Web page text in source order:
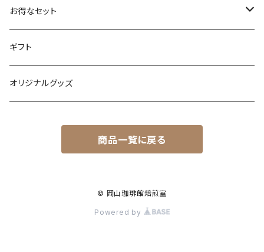
ハウスブレンド
プレミアムブレンド
カフェインレス
お得なセット
コーヒー豆
ドリップパック
ギフト
オリジナルグッズ
商品一覧に戻る
© 岡山珈琲館焙煎室
Powered by